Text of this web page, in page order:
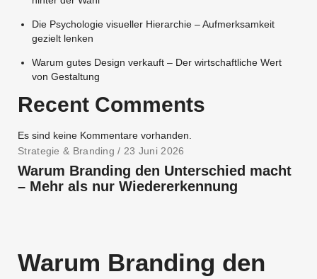
Die Psychologie visueller Hierarchie – Aufmerksamkeit
gezielt lenken
Warum gutes Design verkauft – Der wirtschaftliche Wert
von Gestaltung
Recent Comments
Es sind keine Kommentare vorhanden.
Strategie & Branding / 23 Juni 2026
Warum Branding den Unterschied macht
– Mehr als nur Wiedererkennung
Warum Branding den